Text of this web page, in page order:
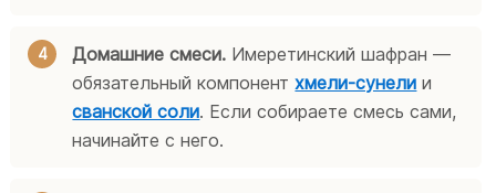
Домашние смеси. Имеретинский шафран —
обязательный компонентхмели-сунели и
сванской соли. Если собираете смесь сами,
начинайте с него.